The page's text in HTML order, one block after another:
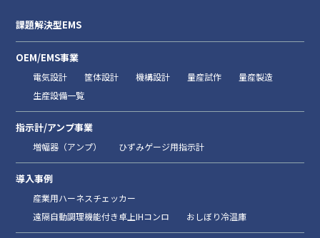
課題解決型EMS
OEM/EMS事業
電気設計 筐体設計 機構設計 量産試作
量産製造
生産設備一覧
指示計/アンプ事業
増幅器（アンプ） ひずみゲージ用指示計
導入事例
産業用ハーネスチェッカー
遠隔自動調理機能付き卓上IHコンロ
おしぼり冷温庫